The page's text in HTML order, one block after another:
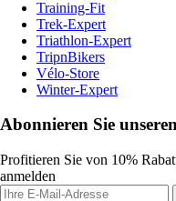
Training-Fit
Trek-Expert
Triathlon-Expert
TripnBikers
Vélo-Store
Winter-Expert
Abonnieren Sie
Profitieren Sie von 10%
anmelden